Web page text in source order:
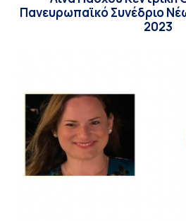
Πανευρωπαϊκό Συνέδριο
2023